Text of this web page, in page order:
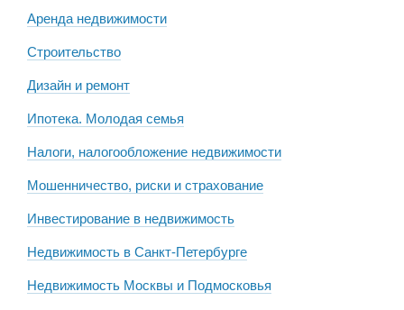
Аренда недвижимости
Строительство
Дизайн и ремонт
Ипотека. Молодая семья
Налоги, налогообложение недвижимости
Мошенничество, риски и страхование
Инвестирование в недвижимость
Недвижимость в Санкт-Петербурге
Недвижимость Москвы и Подмосковья